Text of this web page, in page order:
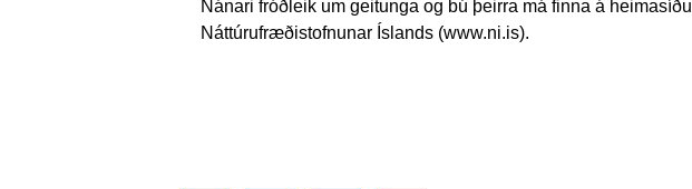
Nánari fróðleik um geitunga og bú þeirra má finna á heimasíðu
Náttúrufræðistofnunar Íslands (www.ni.is).